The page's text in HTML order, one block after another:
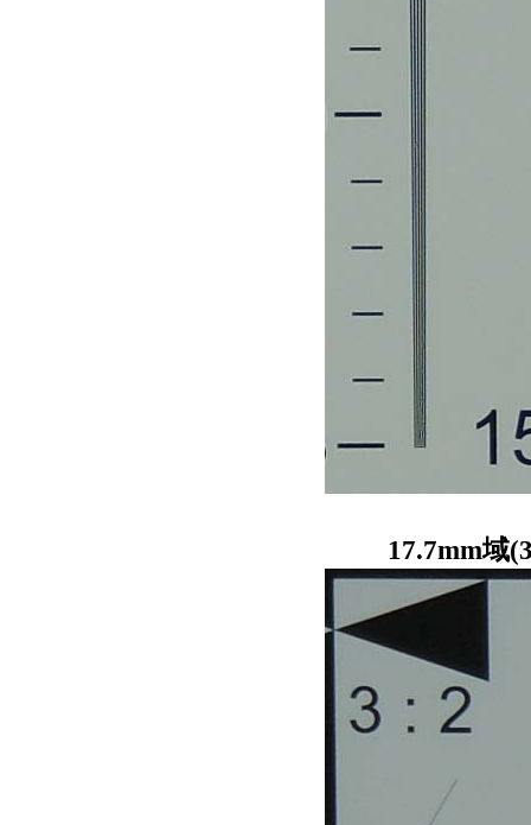
17.7mm域